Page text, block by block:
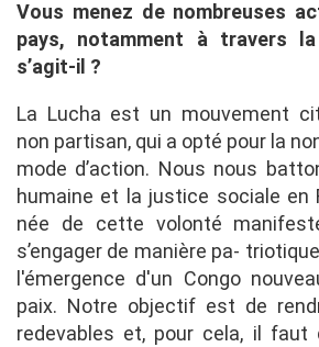
Vous menez de nombreuses
pays, notamment à travers
s’agit-il ?
La Lucha est un mouvement
non partisan, qui a opté pour la
mode d’action. Nous nous
humaine et la justice sociale en
née de cette volonté
s’engager de manière pa-
l'émergence d'un Congo
paix. Notre objectif est de
redevables et, pour cela, il faut